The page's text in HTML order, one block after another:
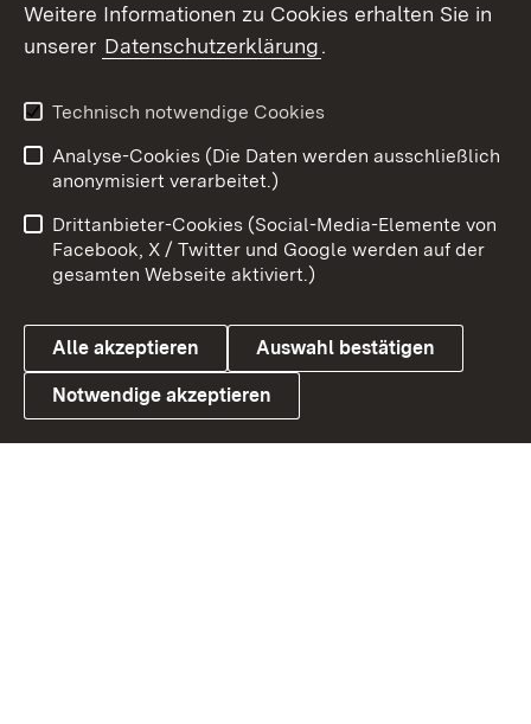
X / Twitter
Youtube
Link zum Landesportal
Impressum
Kontakt
Barrierefreiheit
Datenschutz
Cookies
Weitere Informationen zu Cookies erhalten Sie in
unserer Datenschutzerklärung.
Technisch notwendige Cookies
Analyse-Cookies (Die Daten werden ausschließlich
anonymisiert verarbeitet.)
Drittanbieter-Cookies (Social-Media-Elemente von
Facebook, X / Twitter und Google werden auf der
gesamten Webseite aktiviert.)
Alle akzeptieren Auswahl bestätigen
Notwendige akzeptieren